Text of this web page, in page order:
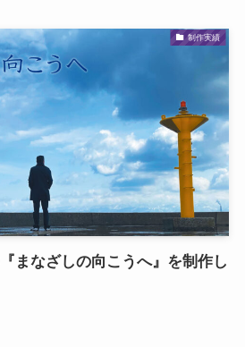
制作実績
まなざしの向こうへ』を制作し